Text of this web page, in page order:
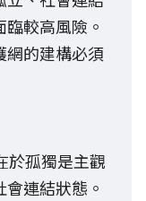
較高風險。
網的建構必須
於孤獨是主觀
連結狀態。